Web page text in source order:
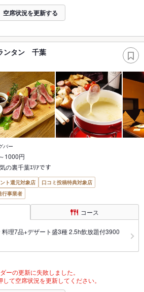
空席状況を更新する
タン 千葉
バー
1000円
の裏千葉ｴﾘｱです
ト還元対象店
口コミ投稿特典対象店
行事業者
コース
理7品+デザート盛3種 2.5h飲放題付3900
ーの更新に失敗しました。
て空席状況を更新してください。